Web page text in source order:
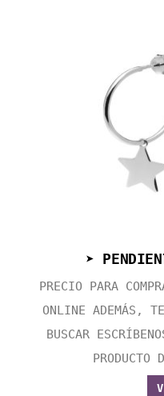
➤
PRECIO PARA
ONLINE ADEMÁS,
BUSCAR